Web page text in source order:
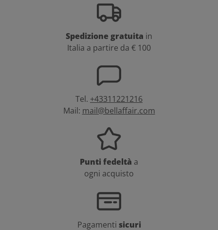
Spedizione gratuita in
Italia a partire da € 100
Tel. +43311221216
Mail: mail@bellaffair.com
Punti fedeltà a
ogni acquisto
Pagamenti sicuri